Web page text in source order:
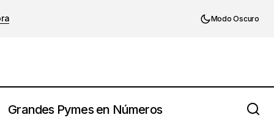
Modo Oscuro
Grandes Pymes en Números